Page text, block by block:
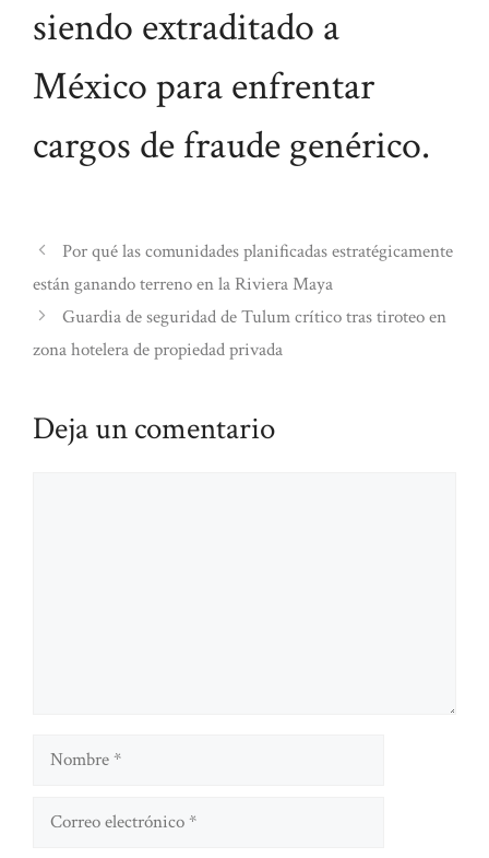
siendo extraditado a
México para enfrentar
cargos de fraude genérico.
Por qué las comunidades planificadas estratégicamente
están ganando terreno en la Riviera Maya
Guardia de seguridad de Tulum crítico tras tiroteo en
zona hotelera de propiedad privada
Deja un comentario
Nombre